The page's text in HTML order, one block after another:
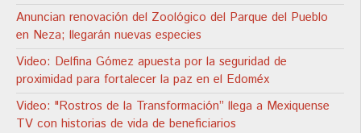
Anuncian renovación del Zoológico del Parque del Pueblo
en Neza; llegarán nuevas especies
Video: Delfina Gómez apuesta por la seguridad de
proximidad para fortalecer la paz en el Edoméx
Video: "Rostros de la Transformación” llega a Mexiquense
TV con historias de vida de beneficiarios